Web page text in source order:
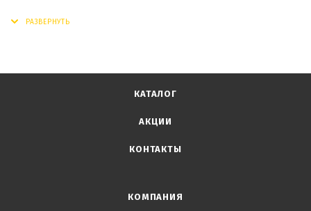
КАТАЛОГ
АКЦИИ
КОНТАКТЫ
КОМПАНИЯ